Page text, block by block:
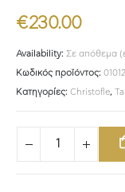
€230.00
Availability: Σε απόθεμα
Κωδικός προϊόντος:
Κατηγορίες: Christofle,